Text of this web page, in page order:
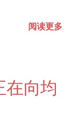
阅读更多
在向均